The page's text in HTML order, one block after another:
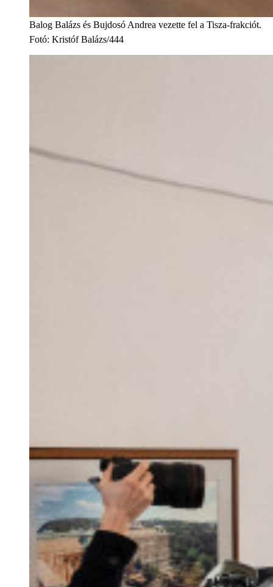
Balog Balázs és Bujdosó Andrea vezette fel a Tisza-frakciót.
Fotó: Kristóf Balázs/444